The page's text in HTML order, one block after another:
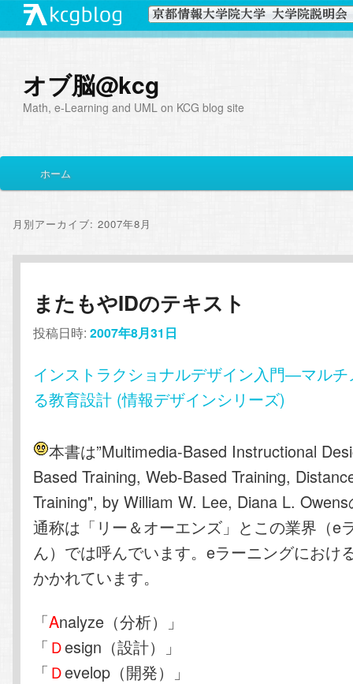
オブ脳@kcg
Math, e-Learning and UML on KCG blog site
イ
メ
ン
コ
ン
テ
ン
ツ
へ
移
動
サ
コ
ン
テ
ン
ツ
へ
移
動
ホーム
月別アーカイブ:2007年8月
またもやIDのテキスト
投稿日時:2007年8月31日
インストラクショナルデザイン入門―マル
る教育設計 (情報デザインシリーズ)
本書は”Multimedia-Based Instructional
Based Training, Web-Based Training,
Training", by William W. Lee, Diana L.
通称は「リー＆オーエンズ」とこの業界（e
ん）では呼んでいます。eラーニングにおけ
かかれています。
「Analyze（分析）」
「 Ｄesign（設計）」
「 Ｄevelop（開発）」